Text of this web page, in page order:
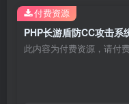
PHP长游盾防CC攻击系
此内容为付费资源，请付
付费资源